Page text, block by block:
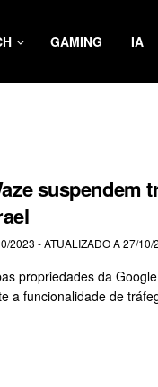
GAMING IA
suspendem
2023 - ATUALIZADO A 27/10/
propriedades da
a funcionalidade de